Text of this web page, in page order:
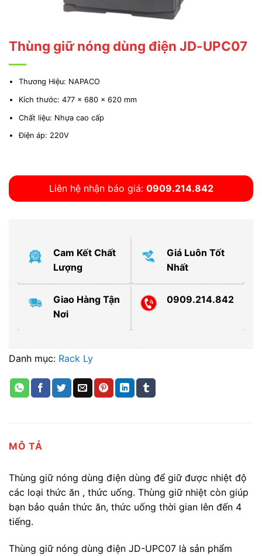
Thùng giữ nóng dùng điện JD-UPC07
Thương Hiệu: NAPACO
Kích thước: 477 x 680 x 620 mm
Chất liệu: Nhựa cao cấp
Điện áp: 220V
Liên hệ nhận báo giá: 0909.214.842
Cam Kết Chất
Lượng
Giá Luôn Tốt
Nhất
Giao Hàng Tận
Nơi
0909.214.842
Danh mục: Rack Ly
MÔ TẢ
Thùng giữ nóng dùng điện dùng để giữ được nhiệt độ
các loại thức ăn , thức uống. Thùng giữ nhiệt còn giúp
bạn bảo quản thức ăn, thức uống thời gian lên đến 4
tiếng.
Thùng giữ nóng dùng điện JD-UPC07 là sản phẩm